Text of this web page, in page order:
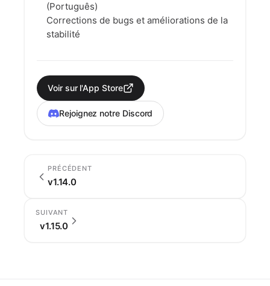
(Português)
Corrections de bugs et améliorations de la
stabilité
Voir sur l'App Store
Rejoignez notre Discord
PRÉCÉDENT
v1.14.0
SUIVANT
v1.15.0